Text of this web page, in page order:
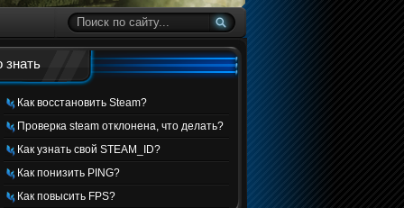
знать
Как восстановить Steam?
Проверка steam отклонена, что делать?
Как узнать свой STEAM_ID?
Как понизить PING?
Как повысить FPS?